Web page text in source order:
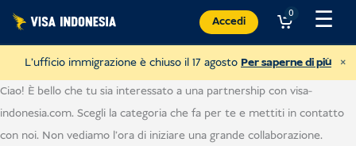
Vai
contenuto
Accedi
0 ☰
L'ufficio immigrazione è chiuso il 17 agosto Per saperne di più ×
Ciao! È bello che tu sia interessato a una partnership con visa-
indonesia.com. Scegli la categoria che fa per te e mettiti in contatto
con noi. Non vediamo l'ora di iniziare una grande collaborazione.